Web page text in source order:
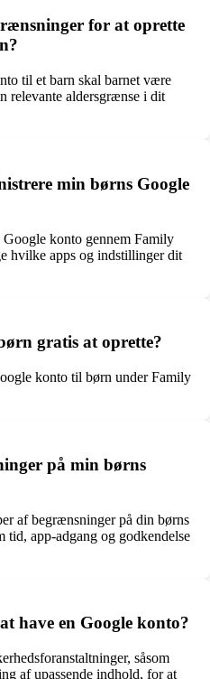
for at oprette
til et barn skal barnet være
relevante aldersgrænse i dit
min børns Google
konto gennem Family
hvilke apps og indstillinger dit
gratis at oprette?
konto til børn under Family
på min børns
af begrænsninger på din børns
app-adgang og godkendelse
have en Google konto?
såsom
af upassende indhold, for at